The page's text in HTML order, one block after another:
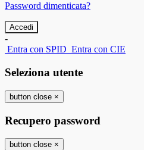
Password dimenticata?
-
Entra con SPID Entra con CIE
Seleziona utente
button close ×
Recupero password
button close ×